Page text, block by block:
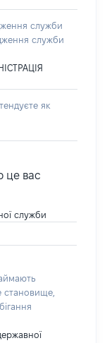
служби
служби
як
це вас
служби
становище,